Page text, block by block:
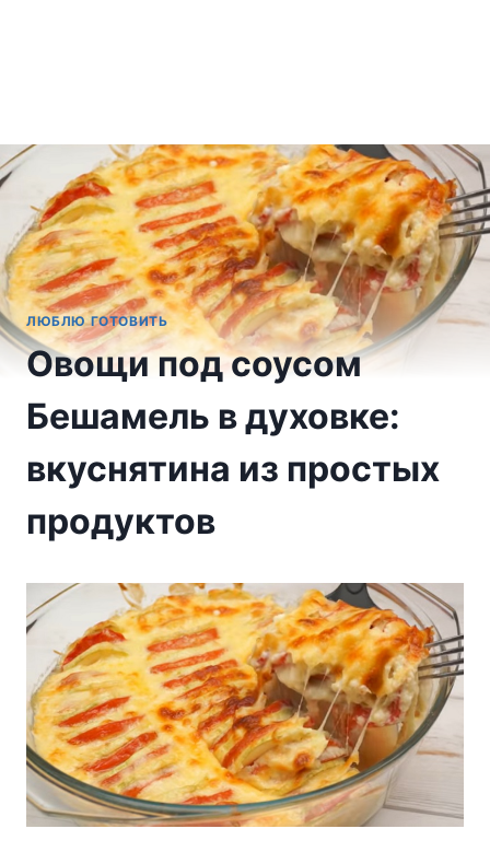
ЛЮБЛЮ ГОТОВИТЬ
Овощи под соусом
Бешамель в духовке:
вкуснятина из простых
продуктов